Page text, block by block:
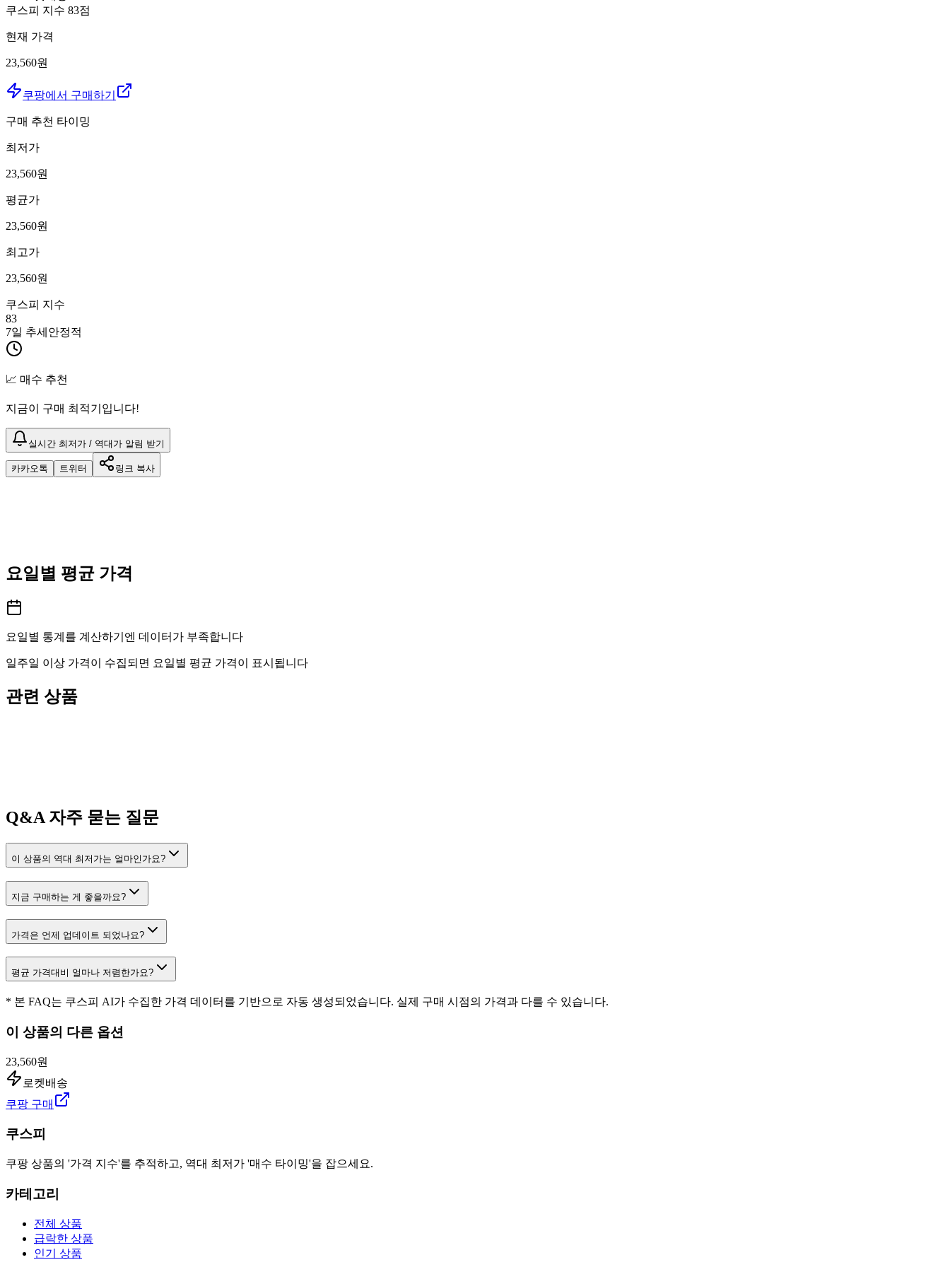
쿠스피 지수 83점
현재 가격
23,560원
쿠팡에서 구매하기
구매 추천 타이밍
최저가
23,560원
평균가
23,560원
최고가
23,560원
쿠스피 지수
83
7일 추세 안정적
📈 매수 추천
지금이 구매 최적기입니다!
실시간 최저가 / 역대가 알림 받기
카카오톡 트위터 링크 복사
요일별 평균 가격
요일별 통계를 계산하기엔 데이터가 부족합니다
일주일 이상 가격이 수집되면 요일별 평균 가격이 표시됩니다
관련 상품
Q&A자주 묻는 질문
이 상품의 역대 최저가는 얼마인가요?
지금 구매하는 게 좋을까요?
가격은 언제 업데이트 되었나요?
평균 가격대비 얼마나 저렴한가요?
* 본 FAQ는 쿠스피 AI가 수집한 가격 데이터를 기반으로 자동 생성되었습니다. 실제 구매 시점의 가격과 다를 수 있습니다.
이 상품의 다른 옵션
23,560원
로켓배송
쿠팡 구매
쿠스피
쿠팡 상품의 '가격 지수'를 추적하고, 역대 최저가 '매수 타이밍'을 잡으세요.
카테고리
전체 상품
급락한 상품
인기 상품